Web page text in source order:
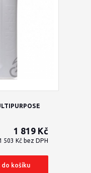
1 819 Kč
503 Kč bez DPH
do košíku